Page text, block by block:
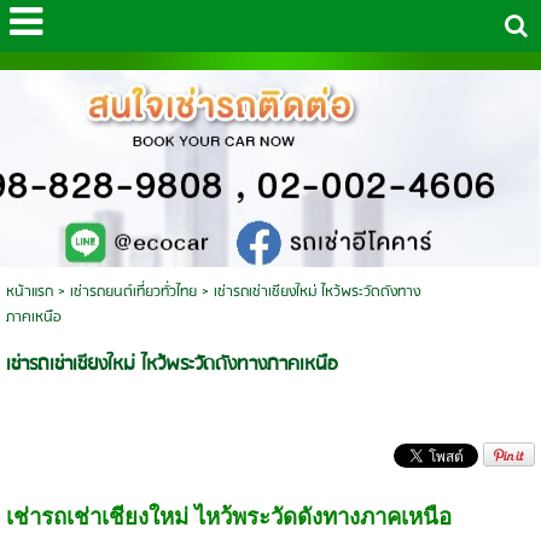
หน้าแรก> เช่ารถยนต์เที่ยวทั่วไทย> เช่ารถเช่าเชียงใหม่ ไหว้พระวัดดังทาง
ภาคเหนือ
เช่ารถเช่าเชียงใหม่ ไหว้พระวัดดังทางภาคเหนือ
เช่ารถเช่าเชียงใหม่ ไหว้พระวัดดังทางภาคเหนือ